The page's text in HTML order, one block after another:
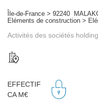
Île-de-France > 92240
Eléments de construction >
Activités des sociétés
EFFECTIF
CA M€